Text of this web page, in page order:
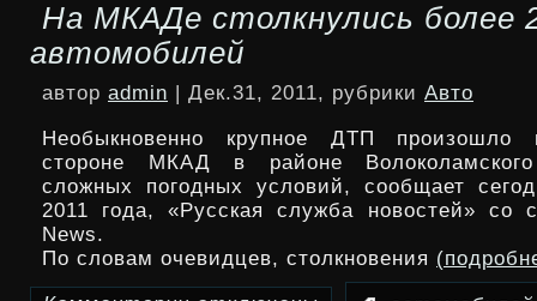
Tab
A700
—
необыкновенно
новый
На МКАДе столкнулись более
автомобилей
автор admin | Дек.31, 2011, рубрики Авто
Необыкновенно крупное ДТП произошло
стороне МКАД в районе
сложных погодных условий, сообщает
2011 года, «Русская служба новостей» со
News.
По словам очевидцев, столкновения